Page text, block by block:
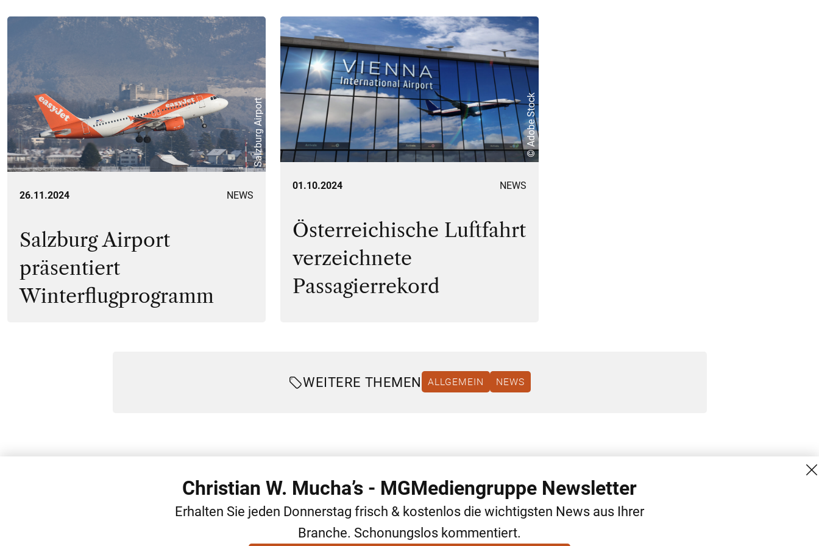
Salzburg Airport
26.11.2024 NEWS
Salzburg Airport
präsentiert
Winterflugprogramm
© Adobe Stock
01.10.2024 NEWS
Österreichische Luftfahrt
verzeichnete
Passagierrekord
WEITERE THEMEN ALLGEMEIN NEWS
MG Mediengruppe GmbH
Burgring 1/7
Christian W. Mucha’s - MGMediengruppe Newsletter
Erhalten Sie jeden Donnerstag frisch & kostenlos die wichtigsten News aus Ihrer
Branche. Schonungslos kommentiert.